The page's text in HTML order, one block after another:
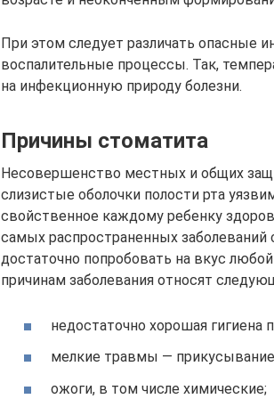
При этом следует различать опасные
воспалительные процессы. Так,
на инфекционную природу болезни.
Причины стоматита
Несовершенство местных и общих
слизистые оболочки полости рта
свойственное каждому ребенку
самых распространенных
достаточно попробовать на вкус
причинам заболевания относят
недостаточно хорошая гигиена
мелкие травмы —
ожоги, в том числе химические;